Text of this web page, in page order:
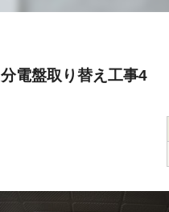
分電盤取り替え工事4